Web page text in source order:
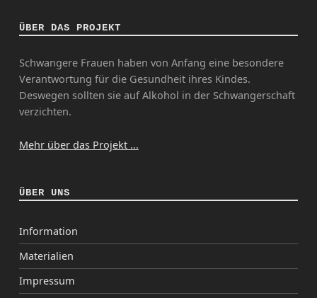
ÜBER DAS PROJEKT
Schwangere Frauen haben von Anfang eine besondere
Verantwortung für die Gesundheit ihres Kindes.
Deswegen sollten sie auf Alkohol in der Schwangerschaft
verzichten.
Mehr über das Projekt ...
ÜBER UNS
Information
Materialien
Impressum